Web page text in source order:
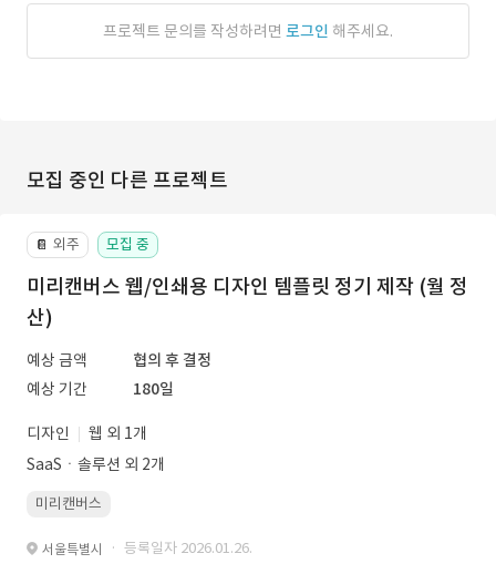
프로젝트 문의를 작성하려면 로그인 해주세요.
모집 중인 다른 프로젝트
📔 외주 모집 중
미리캔버스 웹/인쇄용 디자인 템플릿 정기 제작 (월 정
산)
예상 금액
협의 후 결정
예상 기간
180일
디자인
웹 외 1개
SaaSㆍ솔루션 외 2개
미리캔버스
서울특별시 · 등록일자 2026.01.26.